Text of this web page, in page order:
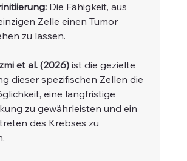
Die Fähigkeit, aus
Zelle einen Tumor
zu lassen.
et al. (2026) ist die gezielte
dieser spezifischen Zellen die
eine langfristige
zu gewährleisten und ein
des Krebses zu